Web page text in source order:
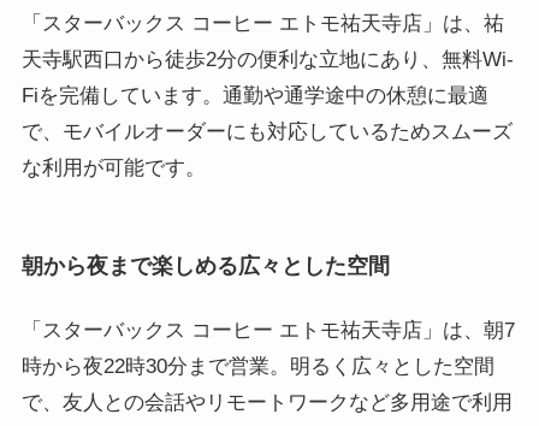
「スターバックス コーヒー エトモ祐天寺店」は、祐
天寺駅西口から徒歩2分の便利な立地にあり、無料Wi-
Fiを完備しています。通勤や通学途中の休憩に最適
で、モバイルオーダーにも対応しているためスムーズ
な利用が可能です。
朝から夜まで楽しめる広々とした空間
「スターバックス コーヒー エトモ祐天寺店」は、朝7
時から夜22時30分まで営業。明るく広々とした空間
で、友人との会話やリモートワークなど多用途で利用